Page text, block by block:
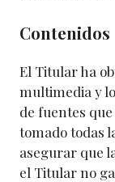
Contenidos
El Titular ha
multimedia y
de fuentes
tomado todas
asegurar que
el Titular no